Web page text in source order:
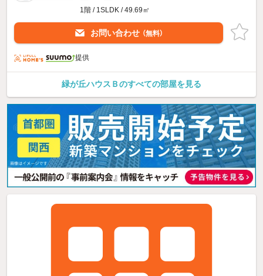
1階 / 1SLDK / 49.69㎡
お問い合わせ （無料）
提供
緑が丘ハウスＢのすべての部屋を見る